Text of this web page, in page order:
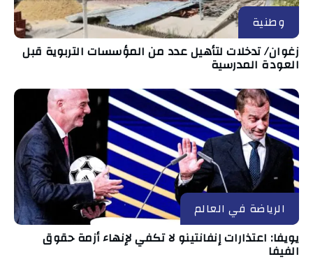
وطنية
زغوان/ تدخلات لتأهيل عدد من المؤسسات التربوية قبل
العودة المدرسية
الرياضة في العالم
يويفا: اعتذارات إنفانتينو لا تكفي لإنهاء أزمة حقوق
الفيفا